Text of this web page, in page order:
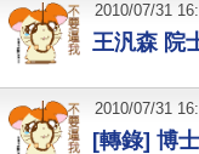
王汎森 院
2010/07/31
[轉錄] 博
2010/07/31